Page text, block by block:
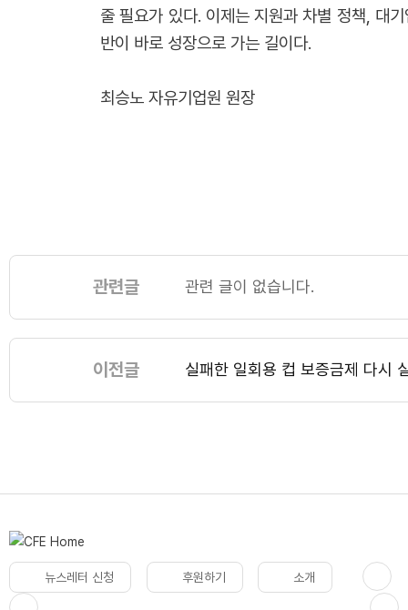
줄 필요가 있다. 이제는 지원과 차별 정책, 대
반이 바로 성장으로 가는 길이다.
최승노 자유기업원 원장
관련글 관련 글이 없습니다.
이전글 실패한 일회용 컵 보증금제 다시
뉴스레터 신청 후원하기 소개